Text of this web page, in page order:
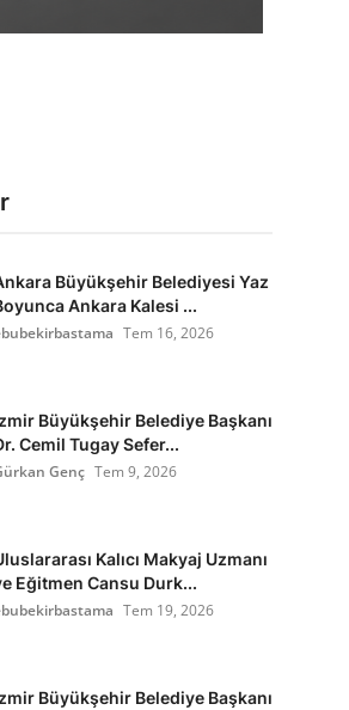
Büyükşehir Belediyesi Yaz
Ankara Kalesi ...
Tem 16, 2026
Büyükşehir Belediye Başkanı
Cemil Tugay Sefer...
Genç Tem 9, 2026
Kalıcı Makyaj Uzmanı
Eğitmen Cansu Durk...
Tem 19, 2026
Büyükşehir Belediye Başkanı